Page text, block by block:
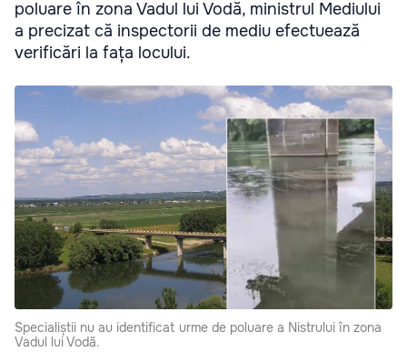
poluare în zona Vadul lui Vodă, ministrul Mediului
a precizat că inspectorii de mediu efectuează
verificări la fața locului.
Specialiștii nu au identificat urme de poluare a Nistrului în zona
Vadul lui Vodă.